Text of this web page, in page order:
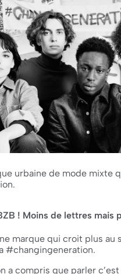
urbaine de mode mixte
! Moins de lettres mais
marque qui croit plus au
#changingeneration.
a compris que parler